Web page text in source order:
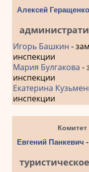
Алексей Геращенко
Игорь Башкин -
инспекции
Мария Булгакова -
инспекции
Екатерина
инспекции
Евгений Панкевич